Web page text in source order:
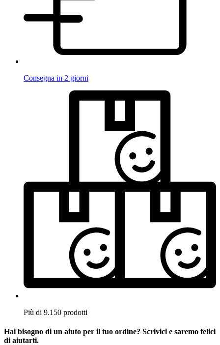
Consegna in 2 giorni
Più di 9.150 prodotti
Hai bisogno di un aiuto per il tuo ordine? Scrivici e saremo felici
di aiutarti.